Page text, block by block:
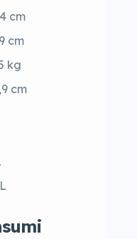
cm
cm
kg
cm